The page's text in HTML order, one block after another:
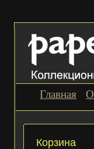
Главная О
Корзина